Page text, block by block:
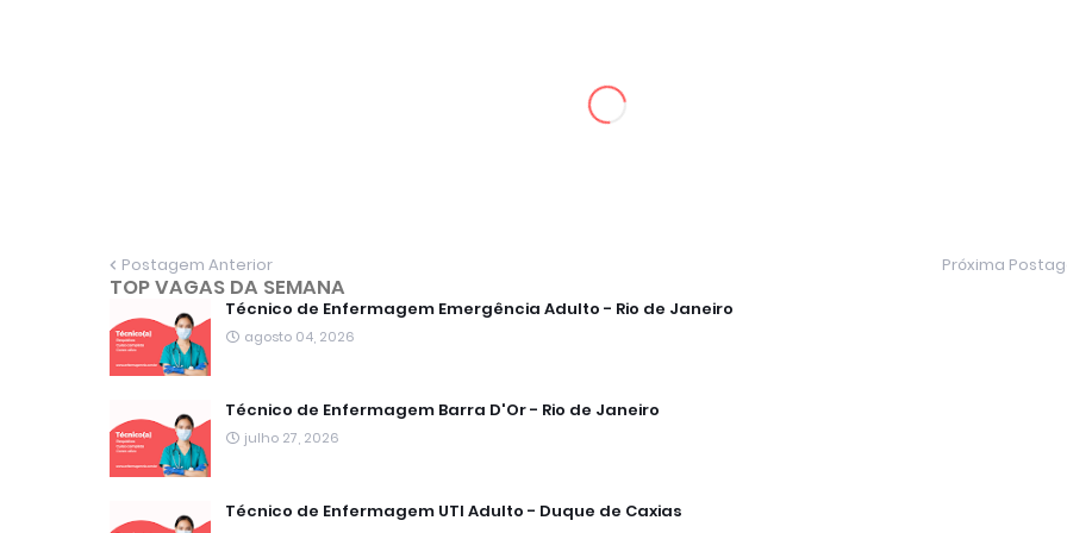
Postagem Anterior Próxima
TOP VAGAS DA SEMANA
Técnico de Enfermagem Emergência Adulto - Rio de Janeiro
agosto 04, 2026
Técnico de Enfermagem Barra D'Or - Rio de Janeiro
julho 27, 2026
Técnico de Enfermagem UTI Adulto - Duque de Caxias